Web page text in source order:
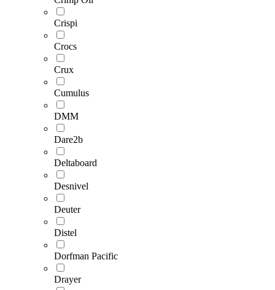
Crispi
Crocs
Crux
Cumulus
DMM
Dare2b
Deltaboard
Desnivel
Deuter
Distel
Dorfman Pacific
Drayer